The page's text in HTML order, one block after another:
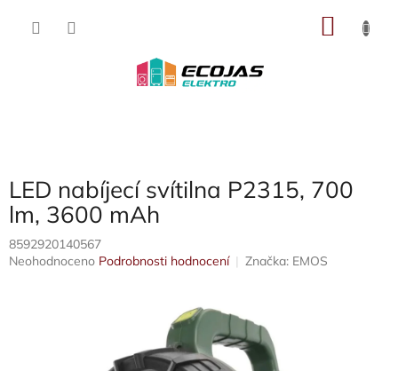
LED nabíjecí svítilna P2315, 700
lm, 3600 mAh
8592920140567
Průměrné
Neohodnoceno Podrobnosti hodnocení Značka: EMOS